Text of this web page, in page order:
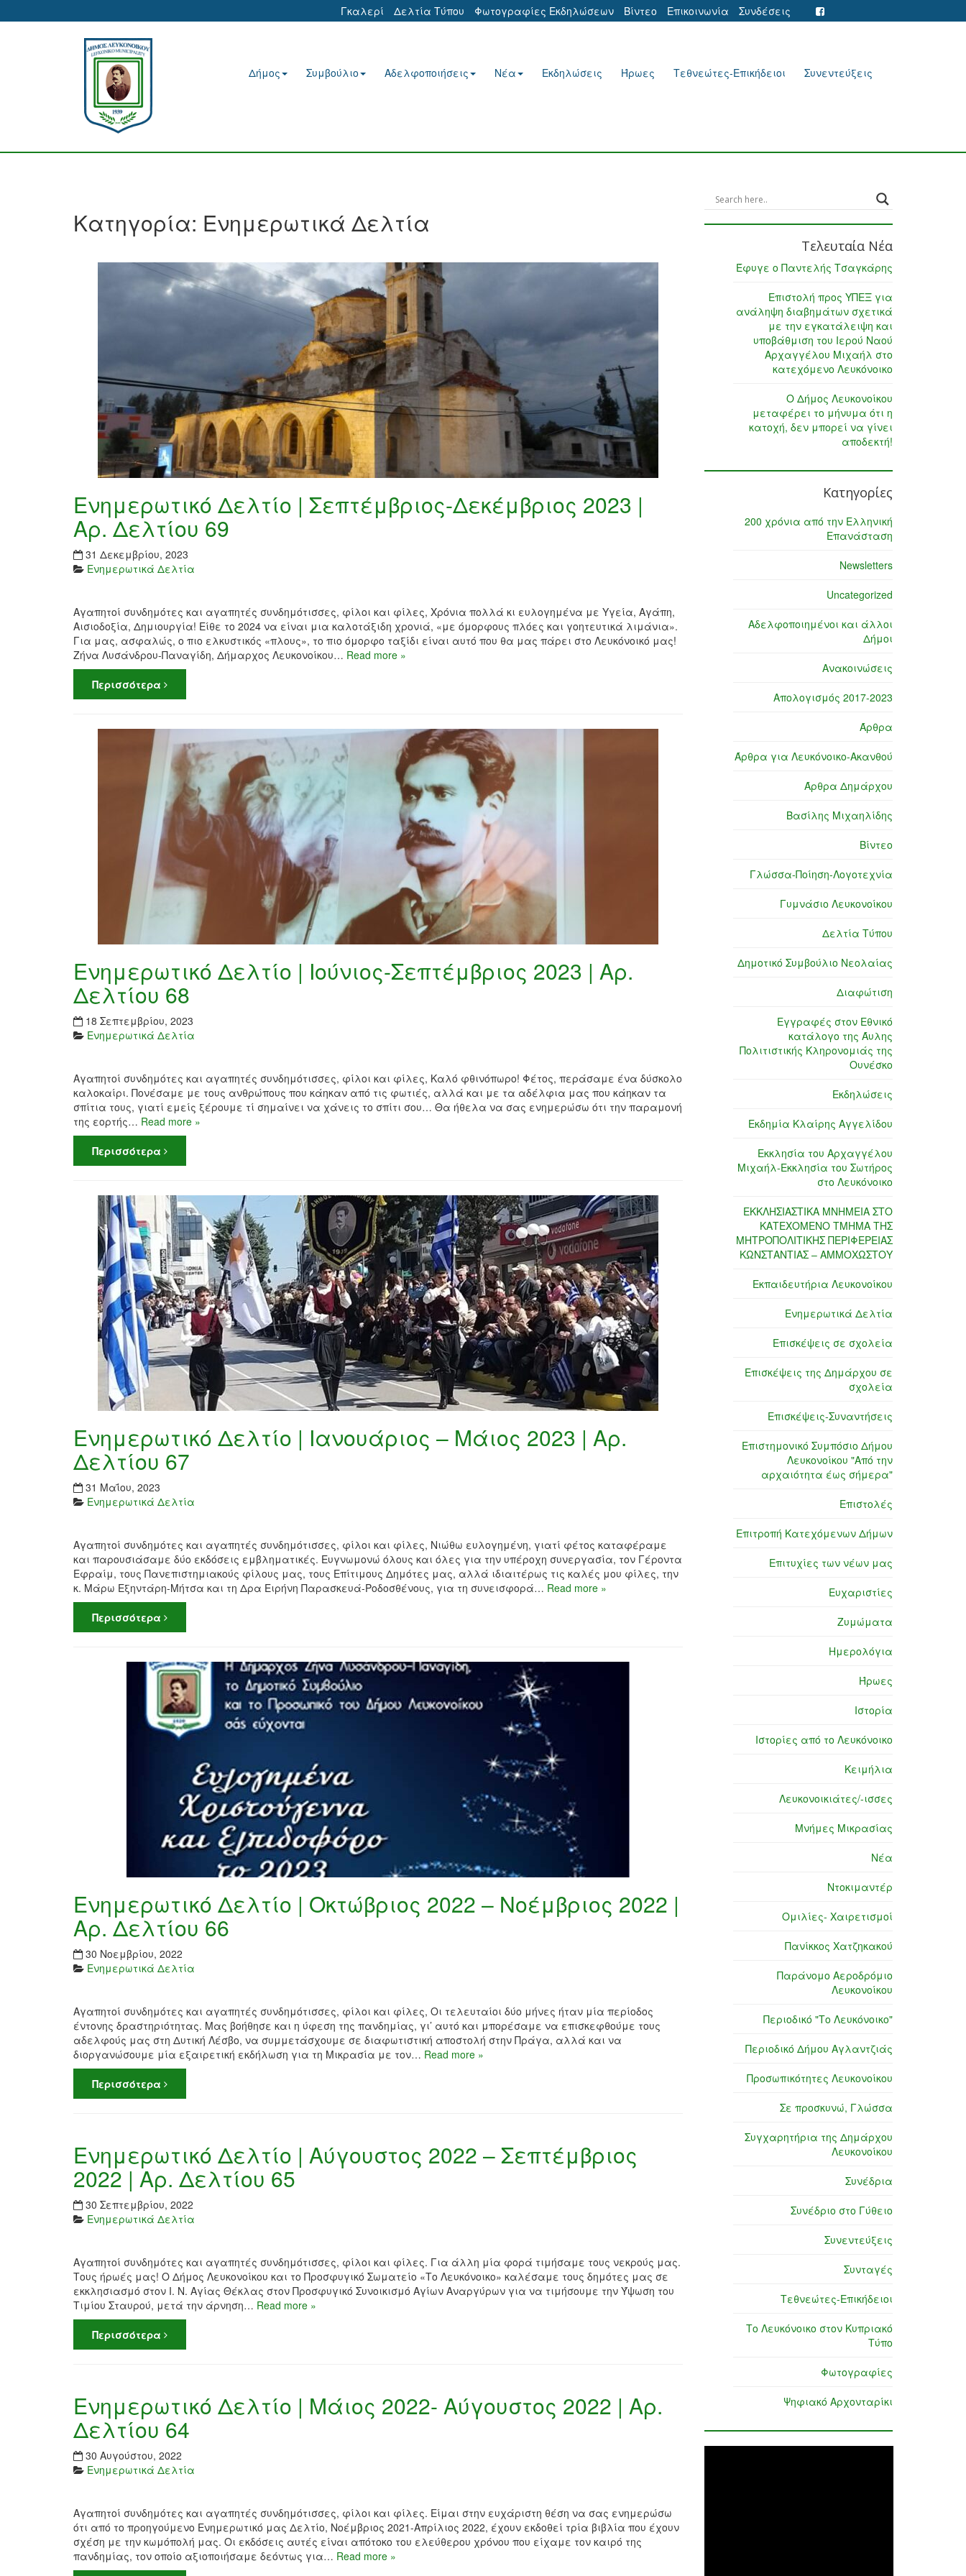
Γκαλερί Δελτία Τύπου Φωτογραφίες Εκδηλώσεων Βίντεο Επικοινωνία Συνδέσεις
Δήμος Συμβούλιο Αδελφοποιήσεις Νέα Εκδηλώσεις Ήρωες Τεθνεώτες-Επικήδειοι Συνεντεύξεις
Κατηγορία: Ενημερωτικά Δελτία
Ενημερωτικό Δελτίο | Σεπτέμβριος-Δεκέμβριος 2023 |
Αρ. Δελτίου 69
31 Δεκεμβρίου, 2023
Ενημερωτικά Δελτία
Αγαπητοί συνδημότες και αγαπητές συνδημότισσες, φίλοι και φίλες, Χρόνια πολλά κι ευλογημένα με Υγεία, Αγάπη,
Αισιοδοξία, Δημιουργία! Είθε το 2024 να είναι μια καλοτάξιδη χρονιά, «με όμορφους πλόες και γοητευτικά λιμάνια».
Για μας, ασφαλώς, ο πιο ελκυστικός «πλους», το πιο όμορφο ταξίδι είναι αυτό που θα μας πάρει στο Λευκόνοικό μας!
Ζήνα Λυσάνδρου-Παναγίδη, Δήμαρχος Λευκονοίκου… Read more »
Περισσότερα
Ενημερωτικό Δελτίο | Ιούνιος-Σεπτέμβριος 2023 | Αρ.
Δελτίου 68
18 Σεπτεμβρίου, 2023
Ενημερωτικά Δελτία
Αγαπητοί συνδημότες και αγαπητές συνδημότισσες, φίλοι και φίλες, Καλό φθινόπωρο! Φέτος, περάσαμε ένα δύσκολο
καλοκαίρι. Πονέσαμε με τους ανθρώπους που κάηκαν από τις φωτιές, αλλά και με τα αδέλφια μας που κάηκαν τα
σπίτια τους, γιατί εμείς ξέρουμε τί σημαίνει να χάνεις το σπίτι σου… Θα ήθελα να σας ενημερώσω ότι την παραμονή
της εορτής… Read more »
Περισσότερα
Ενημερωτικό Δελτίο | Ιανουάριος – Μάιος 2023 | Αρ.
Δελτίου 67
31 Μαΐου, 2023
Ενημερωτικά Δελτία
Αγαπητοί συνδημότες και αγαπητές συνδημότισσες, φίλοι και φίλες, Νιώθω ευλογημένη, γιατί φέτος καταφέραμε
και παρουσιάσαμε δύο εκδόσεις εμβληματικές. Ευγνωμονώ όλους και όλες για την υπέροχη συνεργασία, τον Γέροντα
Εφραίμ, τους Πανεπιστημιακούς φίλους μας, τους Επίτιμους Δημότες μας, αλλά ιδιαιτέρως τις καλές μου φίλες, την
κ. Μάρω Εξηντάρη-Μήτσα και τη Δρα Ειρήνη Παρασκευά-Ροδοσθένους, για τη συνεισφορά… Read more »
Περισσότερα
Ενημερωτικό Δελτίο | Οκτώβριος 2022 – Νοέμβριος 2022 |
Αρ. Δελτίου 66
30 Νοεμβρίου, 2022
Ενημερωτικά Δελτία
Αγαπητοί συνδημότες και αγαπητές συνδημότισσες, φίλοι και φίλες, Οι τελευταίοι δύο μήνες ήταν μία περίοδος
έντονης δραστηριότητας. Μας βοήθησε και η ύφεση της πανδημίας, γι’ αυτό και μπορέσαμε να επισκεφθούμε τους
αδελφούς μας στη Δυτική Λέσβο, να συμμετάσχουμε σε διαφωτιστική αποστολή στην Πράγα, αλλά και να
διοργανώσουμε μία εξαιρετική εκδήλωση για τη Μικρασία με τον… Read more »
Περισσότερα
Ενημερωτικό Δελτίο | Αύγουστος 2022 – Σεπτέμβριος
2022 | Αρ. Δελτίου 65
30 Σεπτεμβρίου, 2022
Ενημερωτικά Δελτία
Αγαπητοί συνδημότες και αγαπητές συνδημότισσες, φίλοι και φίλες. Για άλλη μία φορά τιμήσαμε τους νεκρούς μας.
Τους ήρωές μας! Ο Δήμος Λευκονοίκου και το Προσφυγικό Σωματείο «Το Λευκόνοικο» καλέσαμε τους δημότες μας σε
εκκλησιασμό στον Ι. Ν. Αγίας Θέκλας στον Προσφυγικό Συνοικισμό Αγίων Αναργύρων για να τιμήσουμε την Ύψωση του
Τιμίου Σταυρού, μετά την άρνηση… Read more »
Περισσότερα
Ενημερωτικό Δελτίο | Μάιος 2022- Αύγουστος 2022 | Αρ.
Δελτίου 64
30 Αυγούστου, 2022
Ενημερωτικά Δελτία
Αγαπητοί συνδημότες και αγαπητές συνδημότισσες, φίλοι και φίλες. Είμαι στην ευχάριστη θέση να σας ενημερώσω
ότι από το προηγούμενο Ενημερωτικό μας Δελτίο, Νοέμβριος 2021-Απρίλιος 2022, έχουν εκδοθεί τρία βιβλία που έχουν
σχέση με την κωμόπολή μας. Οι εκδόσεις αυτές είναι απότοκο του ελεύθερου χρόνου που είχαμε τον καιρό της
πανδημίας, τον οποίο αξιοποιήσαμε δεόντως για… Read more »
Τελευταία Νέα
Έφυγε ο Παντελής Τσαγκάρης
Επιστολή προς ΥΠΕΞ για
ανάληψη διαβημάτων σχετικά
με την εγκατάλειψη και
υποβάθμιση του Ιερού Ναού
Αρχαγγέλου Μιχαήλ στο
κατεχόμενο Λευκόνοικο
Ο Δήμος Λευκονοίκου
μεταφέρει το μήνυμα ότι η
κατοχή, δεν μπορεί να γίνει
αποδεκτή!
Κατηγορίες
200 χρόνια από την Ελληνική
Επανάσταση
Newsletters
Uncategorized
Αδελφοποιημένοι και άλλοι
Δήμοι
Ανακοινώσεις
Απολογισμός 2017-2023
Άρθρα
Άρθρα για Λευκόνοικο-Ακανθού
Άρθρα Δημάρχου
Βασίλης Μιχαηλίδης
Βίντεο
Γλώσσα-Ποίηση-Λογοτεχνία
Γυμνάσιο Λευκονοίκου
Δελτία Τύπου
Δημοτικό Συμβούλιο Νεολαίας
Διαφώτιση
Εγγραφές στον Εθνικό
κατάλογο της Άυλης
Πολιτιστικής Κληρονομιάς της
Ουνέσκο
Εκδηλώσεις
Εκδημία Κλαίρης Αγγελίδου
Εκκλησία του Αρχαγγέλου
Μιχαήλ-Εκκλησία του Σωτήρος
στο Λευκόνοικο
ΕΚΚΛΗΣΙΑΣΤΙΚΑ ΜΝΗΜΕΙΑ ΣΤΟ
ΚΑΤΕΧΟΜΕΝΟ ΤΜΗΜΑ ΤΗΣ
ΜΗΤΡΟΠΟΛΙΤΙΚΗΣ ΠΕΡΙΦΕΡΕΙΑΣ
ΚΩΝΣΤΑΝΤΙΑΣ – ΑΜΜΟΧΩΣΤΟΥ
Εκπαιδευτήρια Λευκονοίκου
Ενημερωτικά Δελτία
Επισκέψεις σε σχολεία
Επισκέψεις της Δημάρχου σε
σχολεία
Επισκέψεις-Συναντήσεις
Επιστημονικό Συμπόσιο Δήμου
Λευκονοίκου "Από την
αρχαιότητα έως σήμερα"
Επιστολές
Επιτροπή Κατεχόμενων Δήμων
Επιτυχίες των νέων μας
Ευχαριστίες
Ζυμώματα
Ημερολόγια
Ήρωες
Ιστορία
Ιστορίες από το Λευκόνοικο
Κειμήλια
Λευκονοικιάτες/-ισσες
Μνήμες Μικρασίας
Νέα
Ντοκιμαντέρ
Ομιλίες- Χαιρετισμοί
Πανίκκος Χατζηκακού
Παράνομο Αεροδρόμιο
Λευκονοίκου
Περιοδικό "Το Λευκόνοικο"
Περιοδικό Δήμου Αγλαντζιάς
Προσωπικότητες Λευκονοίκου
Σε προσκυνώ, Γλώσσα
Συγχαρητήρια της Δημάρχου
Λευκονοίκου
Συνέδρια
Συνέδριο στο Γύθειο
Συνεντεύξεις
Συνταγές
Τεθνεώτες-Επικήδειοι
Το Λευκόνοικο στον Κυπριακό
Τύπο
Φωτογραφίες
Ψηφιακό Αρχονταρίκι